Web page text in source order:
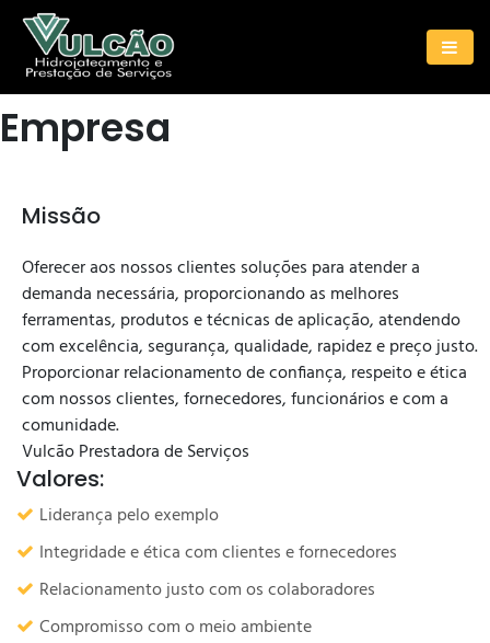
Empresa
Missão
Oferecer aos nossos clientes soluções para atender a
demanda necessária, proporcionando as melhores
ferramentas, produtos e técnicas de aplicação, atendendo
com excelência, segurança, qualidade, rapidez e preço justo.
Proporcionar relacionamento de confiança, respeito e ética
com nossos clientes, fornecedores, funcionários e com a
comunidade.
Vulcão Prestadora de Serviços
Valores:
Liderança pelo exemplo
Integridade e ética com clientes e fornecedores
Relacionamento justo com os colaboradores
Compromisso com o meio ambiente